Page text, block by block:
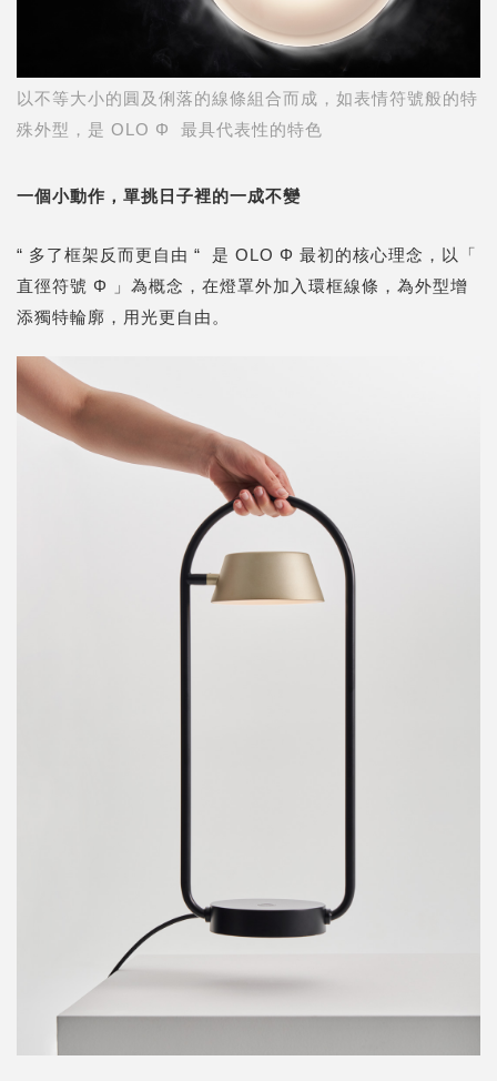
以不等大小的圓及俐落的線條組合而成，如表情符號般的特
殊外型，是 OLO Φ 最具代表性的特色
一個小動作，單挑日子裡的一成不變
“ 多了框架反而更自由 “ 是 OLO Φ 最初的核心理念，以「
直徑符號 Φ 」為概念，在燈罩外加入環框線條，為外型增
添獨特輪廓，用光更自由。